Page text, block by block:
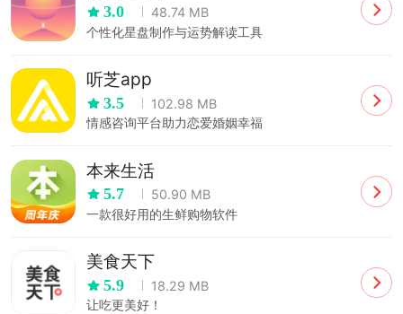
3.0
48.74 MB
个性化星盘制作与运势解读工具
听芝app
3.5
102.98 MB
情感咨询平台助力恋爱婚姻幸福
本来生活
5.7
50.90 MB
一款很好用的生鲜购物软件
美食天下
5.9
18.29 MB
让吃更美好！